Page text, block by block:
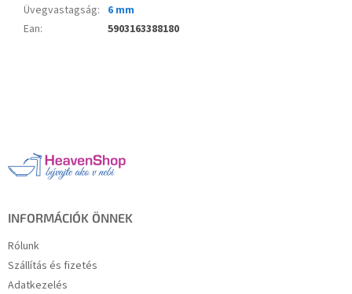
Üvegvastagság: 6 mm
Ean: 5903163388180
INFORMÁCIÓK ÖNNEK
Rólunk
Szállítás és fizetés
Adatkezelés